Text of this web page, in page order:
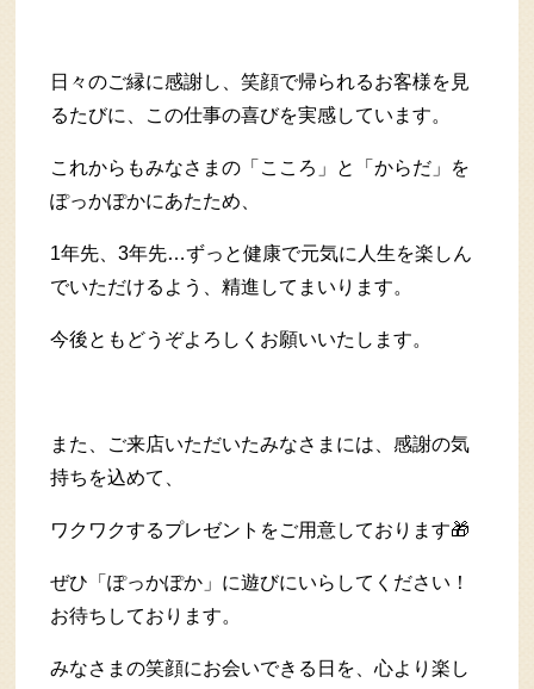
日々のご縁に感謝し、笑顔で帰られるお客様を見
るたびに、この仕事の喜びを実感しています。
これからもみなさまの「こころ」と「からだ」を
ぽっかぽかにあたため、
1年先、3年先…ずっと健康で元気に人生を楽しん
でいただけるよう、精進してまいります。
今後ともどうぞよろしくお願いいたします。
また、ご来店いただいたみなさまには、感謝の気
持ちを込めて、
ワクワクするプレゼントをご用意しております🎁
ぜひ「ぽっかぽか」に遊びにいらしてください！
お待ちしております。
みなさまの笑顔にお会いできる日を、心より楽し